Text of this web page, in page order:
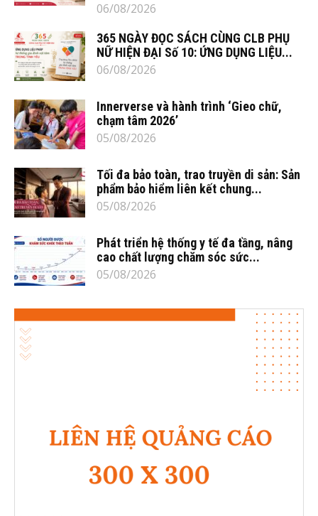
06/08/2026
365 NGÀY ĐỌC SÁCH CÙNG CLB PHỤ
NỮ HIỆN ĐẠI Số 10: ỨNG DỤNG LIỆU...
06/08/2026
Innerverse và hành trình ‘Gieo chữ,
chạm tâm 2026’
05/08/2026
Tối đa bảo toàn, trao truyền di sản: Sản
phẩm bảo hiểm liên kết chung...
05/08/2026
Phát triển hệ thống y tế đa tầng, nâng
cao chất lượng chăm sóc sức...
05/08/2026